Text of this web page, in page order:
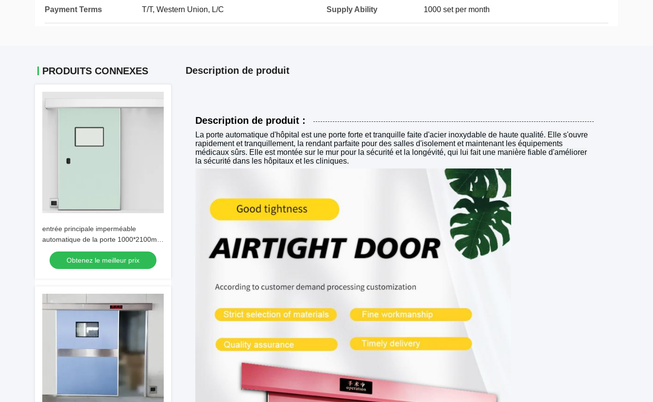
Payment Terms T/T, Western Union, L/C Supply Ability 1000 set per month
PRODUITS CONNEXES
entrée principale imperméable
automatique de la porte 1000*2100mm
d'hôpital d'acier inoxydable de 1.0mm
Obtenez le meilleur prix
Description de produit
Description de produit :
La porte automatique d'hôpital est une porte forte et tranquille faite d'acier inoxydable de haute qualité. Elle s'ouvre
rapidement et tranquillement, la rendant parfaite pour des salles d'isolement et maintenant les équipements
médicaux sûrs. Elle est montée sur le mur pour la sécurité et la longévité, qui lui fait une manière fiable d'améliorer
la sécurité dans les hôpitaux et les cliniques.